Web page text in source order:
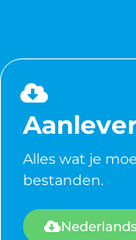
Alles wat je
bestanden.
Nederlands